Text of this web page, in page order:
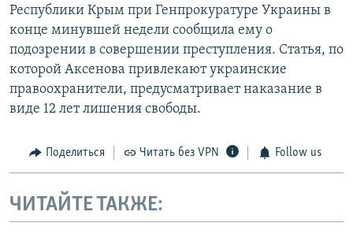
Республики Крым при Генпрокуратуре Украины в
конце минувшей недели сообщила ему о
подозрении в совершении преступления. Статья, по
которой Аксенова привлекают украинские
правоохранители, предусматривает наказание в
виде 12 лет лишения свободы.
Поделиться Читать без VPN Follow us
ЧИТАЙТЕ ТАКЖЕ: